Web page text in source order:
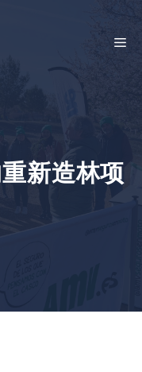
菜
新造林项